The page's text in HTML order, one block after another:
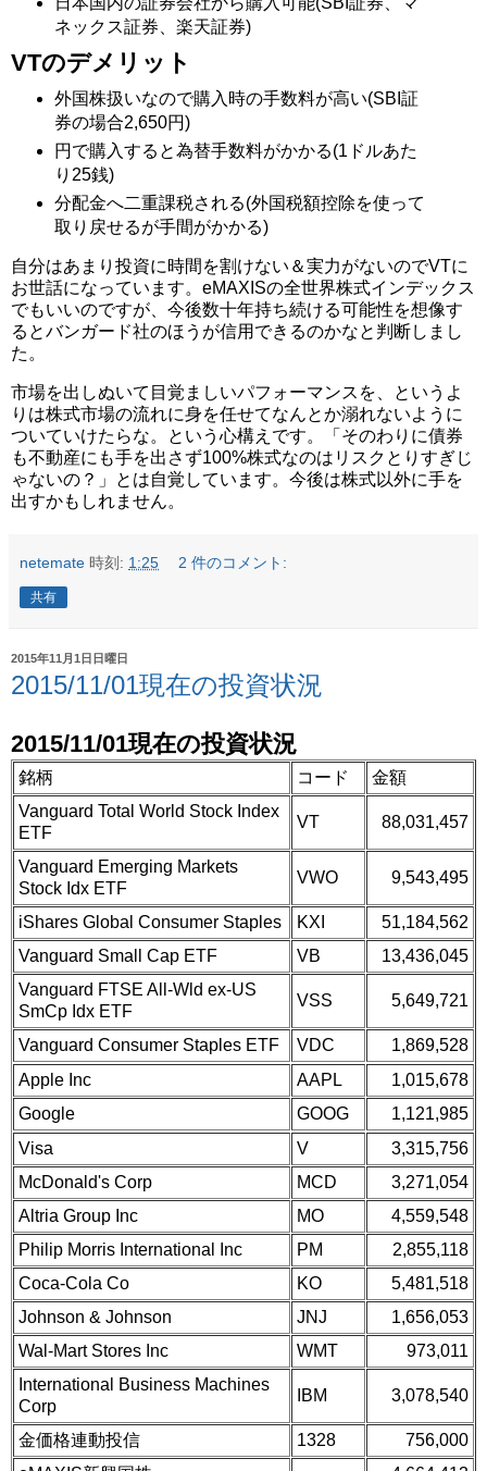
ネックス証券、楽天証券)
VTのデメリット
外国株扱いなので購入時の手数料が高い(SBI証
券の場合2,650円)
円で購入すると為替手数料がかかる(1ドルあた
り25銭)
分配金へ二重課税される(外国税額控除を使って
取り戻せるが手間がかかる)
自分はあまり投資に時間を割けない＆実力がないのでVTに
お世話になっています。eMAXISの全世界株式インデックス
でもいいのですが、今後数十年持ち続ける可能性を想像す
るとバンガード社のほうが信用できるのかなと判断しまし
た。
市場を出しぬいて目覚ましいパフォーマンスを、というよ
りは株式市場の流れに身を任せてなんとか溺れないように
ついていけたらな。という心構えです。「そのわりに債券
も不動産にも手を出さず100%株式なのはリスクとりすぎじ
ゃないの？」とは自覚しています。今後は株式以外に手を
出すかもしれません。
netemate 時刻: 1:25 2 件のコメント:
共有
2015年11月1日日曜日
2015/11/01現在の投資状況
2015/11/01現在の投資状況
銘柄 コード
金額
Vanguard Total World Stock Index
ETF
VT 88,031,457
Vanguard Emerging Markets
Stock Idx ETF
VWO 9,543,495
iShares Global Consumer Staples KXI
51,184,562
Vanguard Small Cap ETF
VB
13,436,045
Vanguard FTSE All-Wld ex-US
SmCp Idx ETF
VSS 5,649,721
Vanguard Consumer Staples ETF VDC
1,869,528
Apple Inc
AAPL
1,015,678
Google
GOOG
1,121,985
Visa
V
3,315,756
McDonald's Corp
MCD
3,271,054
Altria Group Inc
MO
4,559,548
Philip Morris International Inc
PM
2,855,118
Coca-Cola Co
KO
5,481,518
Johnson & Johnson
JNJ
1,656,053
Wal-Mart Stores Inc
WMT
973,011
International Business Machines
Corp
IBM 3,078,540
金価格連動投信 1328
756,000